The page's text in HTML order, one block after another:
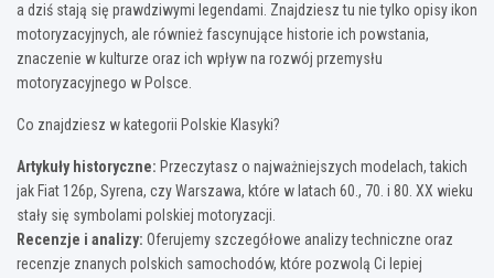
a dziś stają się prawdziwymi legendami. Znajdziesz tu nie tylko opisy ikon
motoryzacyjnych, ale również fascynujące historie ich powstania,
znaczenie w kulturze oraz ich wpływ na rozwój przemysłu
motoryzacyjnego w Polsce.
Co znajdziesz w kategorii Polskie Klasyki?
Artykuły historyczne: Przeczytasz o najważniejszych modelach, takich
jak Fiat 126p, Syrena, czy Warszawa, które w latach 60., 70. i 80. XX wieku
stały się symbolami polskiej motoryzacji.
Recenzje i analizy: Oferujemy szczegółowe analizy techniczne oraz
recenzje znanych polskich samochodów, które pozwolą Ci lepiej